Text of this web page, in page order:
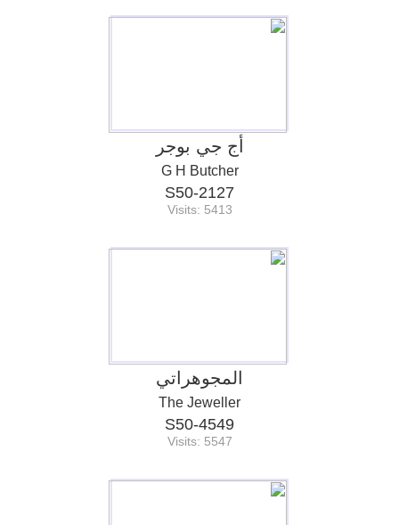
أج جي بوجر
G H Butcher
S50-2127
Visits: 5413
المجوهراتي
The Jeweller
S50-4549
Visits: 5547